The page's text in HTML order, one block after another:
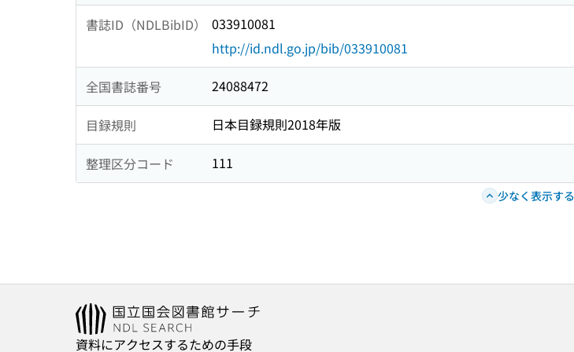
書誌ID（NDLBibID）
033910081
http://id.ndl.go.jp/bib/033910081
全国書誌番号 24088472
目録規則 日本目録規則2018年版
整理区分コード 111
少なく表示する
資料にアクセスするための手段